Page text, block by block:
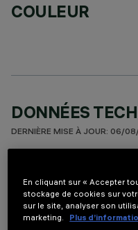
COULEUR
DONNÉES
DERNIÈRE MISE À JOUR: 06/
Appareil à installer sur
sources LED - optiques
haute définition en
En cliquant sur « Accepter
stockage de cookies sur
sur le site, analyser son
marketing.
Plus